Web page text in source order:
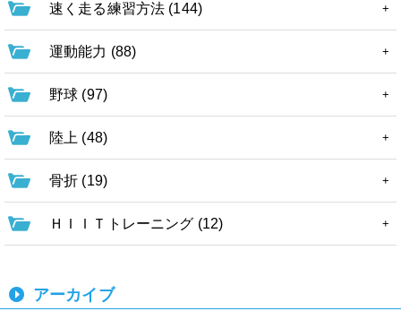
速く走る練習方法 (144)
運動能力 (88)
野球 (97)
陸上 (48)
骨折 (19)
ＨＩＩＴトレーニング (12)
アーカイブ